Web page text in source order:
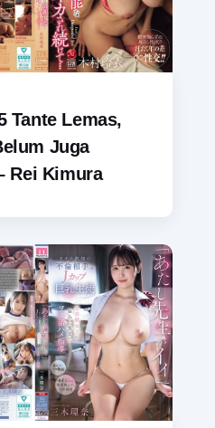
Tante Lemas,
Juga
Rei Kimura